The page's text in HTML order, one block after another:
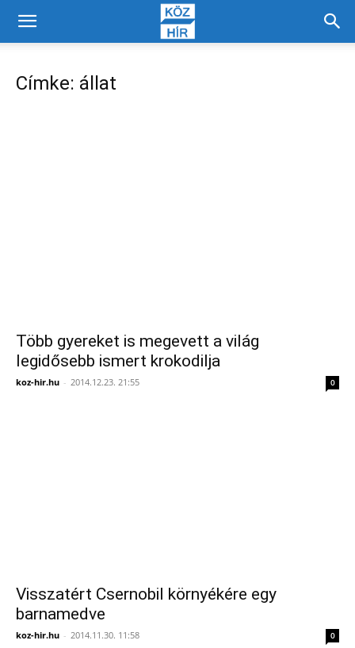
Címke: állat
Több gyereket is megevett a világ
legidősebb ismert krokodilja
koz-hir.hu - 2014.12.23. 21:55 0
Visszatért Csernobil környékére egy
barnamedve
koz-hir.hu - 2014.11.30. 11:58 0